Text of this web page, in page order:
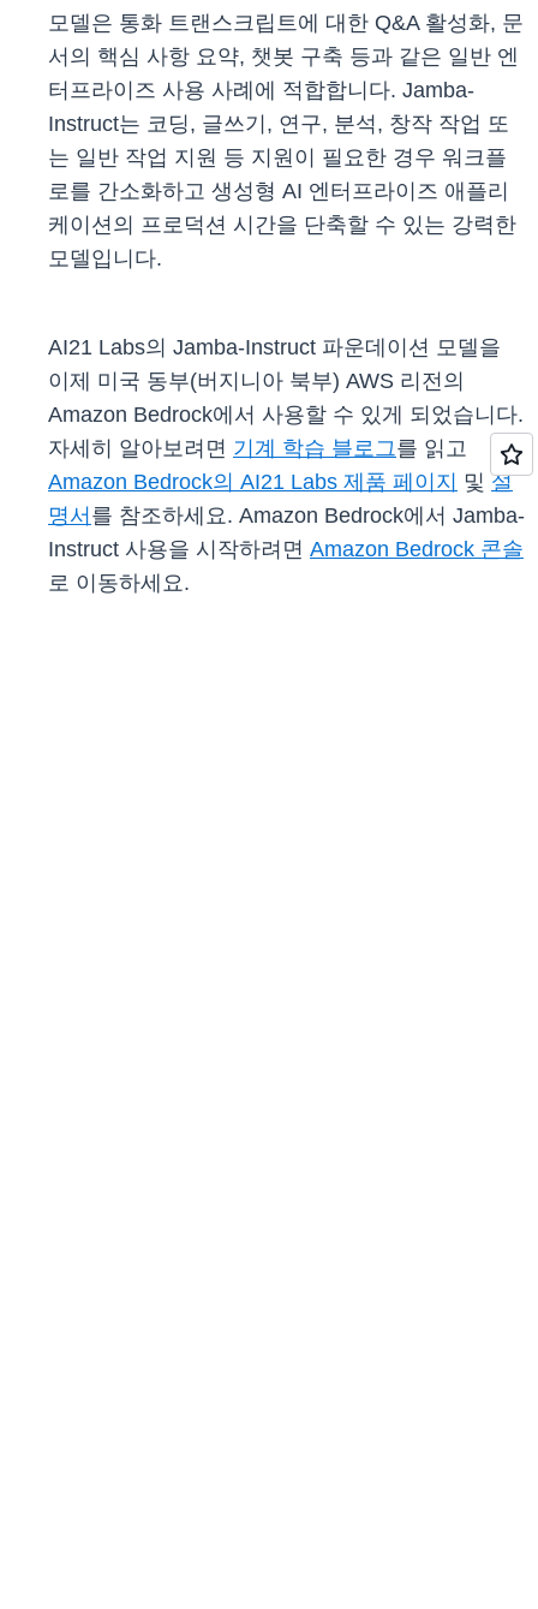
모델은 통화 트랜스크립트에 대한 Q&A 활성화, 문
서의 핵심 사항 요약, 챗봇 구축 등과 같은 일반 엔
터프라이즈 사용 사례에 적합합니다. Jamba-
Instruct는 코딩, 글쓰기, 연구, 분석, 창작 작업 또
는 일반 작업 지원 등 지원이 필요한 경우 워크플
로를 간소화하고 생성형 AI 엔터프라이즈 애플리
케이션의 프로덕션 시간을 단축할 수 있는 강력한
모델입니다.
AI21 Labs의 Jamba-Instruct 파운데이션 모델을
이제 미국 동부(버지니아 북부) AWS 리전의
Amazon Bedrock에서 사용할 수 있게 되었습니다.
자세히 알아보려면 기계 학습 블로그를 읽고
Amazon Bedrock의 AI21 Labs 제품 페이지
및 설
명서 를 참조하세요. Amazon Bedrock에서 Jamba-
Instruct 사용을 시작하려면 Amazon Bedrock 콘솔
로 이동하세요.